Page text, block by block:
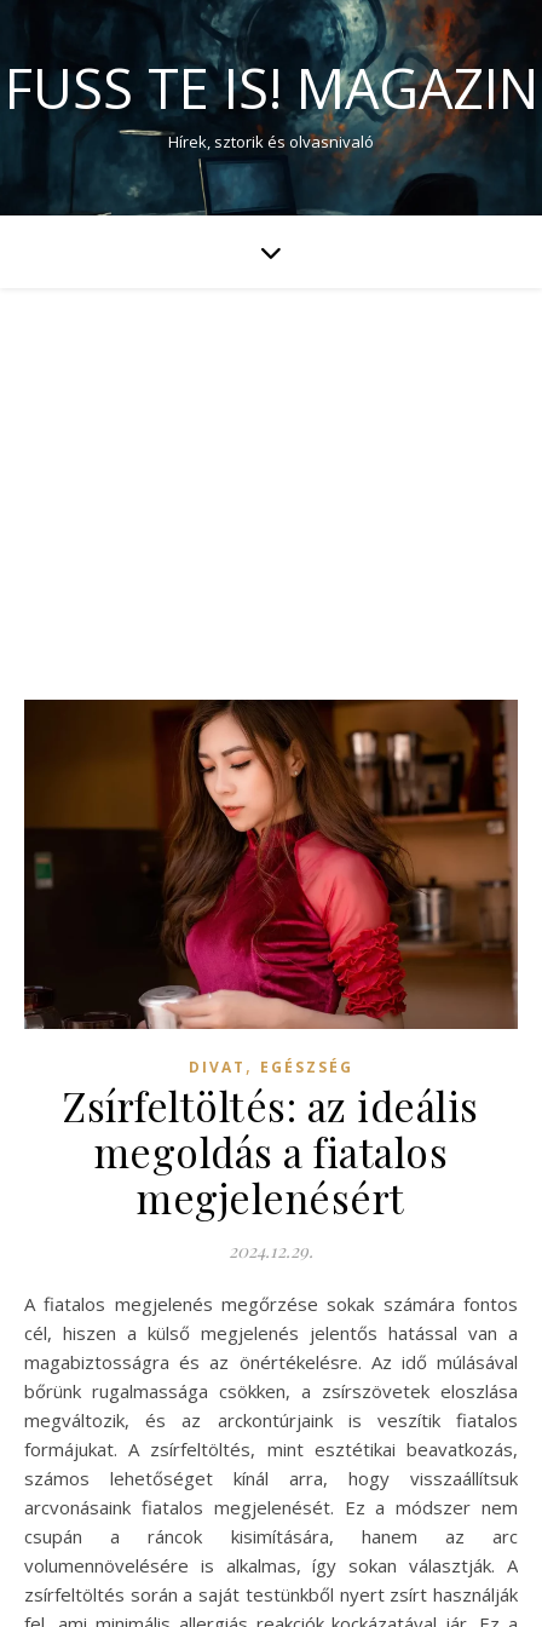
FUSS TE IS! MAGAZIN
Hírek, sztorik és olvasnivaló
DIVAT , EGÉSZSÉG
Zsírfeltöltés: az ideális
megoldás a fiatalos
megjelenésért
2024.12.29.
A fiatalos megjelenés megőrzése sokak számára fontos
cél, hiszen a külső megjelenés jelentős hatással van a
magabiztosságra és az önértékelésre. Az idő múlásával
bőrünk rugalmassága csökken, a zsírszövetek eloszlása
megváltozik, és az arckontúrjaink is veszítik fiatalos
formájukat. A zsírfeltöltés, mint esztétikai beavatkozás,
számos lehetőséget kínál arra, hogy visszaállítsuk
arcvonásaink fiatalos megjelenését. Ez a módszer nem
csupán a ráncok kisimítására, hanem az arc
volumennövelésére is alkalmas, így sokan választják. A
zsírfeltöltés során a saját testünkből nyert zsírt használják